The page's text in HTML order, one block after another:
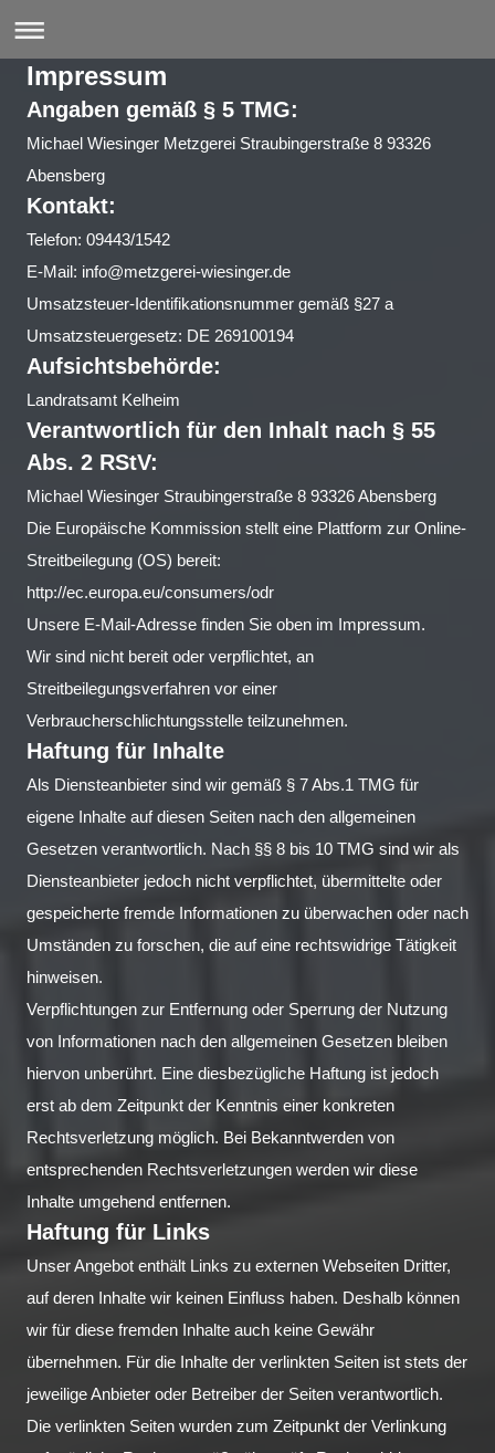
Impressum
Angaben gemäß § 5 TMG:
Michael Wiesinger Metzgerei Straubingerstraße 8 93326
Abensberg
Kontakt:
Telefon: 09443/1542
E-Mail: info@metzgerei-wiesinger.de
Umsatzsteuer-Identifikationsnummer gemäß §27 a
Umsatzsteuergesetz: DE 269100194
Aufsichtsbehörde:
Landratsamt Kelheim
Verantwortlich für den Inhalt nach § 55
Abs. 2 RStV:
Michael Wiesinger Straubingerstraße 8 93326 Abensberg
Die Europäische Kommission stellt eine Plattform zur Online-
Streitbeilegung (OS) bereit:
http://ec.europa.eu/consumers/odr
Unsere E-Mail-Adresse finden Sie oben im Impressum.
Wir sind nicht bereit oder verpflichtet, an
Streitbeilegungsverfahren vor einer
Verbraucherschlichtungsstelle teilzunehmen.
Haftung für Inhalte
Als Diensteanbieter sind wir gemäß § 7 Abs.1 TMG für
eigene Inhalte auf diesen Seiten nach den allgemeinen
Gesetzen verantwortlich. Nach §§ 8 bis 10 TMG sind wir als
Diensteanbieter jedoch nicht verpflichtet, übermittelte oder
gespeicherte fremde Informationen zu überwachen oder nach
Umständen zu forschen, die auf eine rechtswidrige Tätigkeit
hinweisen.
Verpflichtungen zur Entfernung oder Sperrung der Nutzung
von Informationen nach den allgemeinen Gesetzen bleiben
hiervon unberührt. Eine diesbezügliche Haftung ist jedoch
erst ab dem Zeitpunkt der Kenntnis einer konkreten
Rechtsverletzung möglich. Bei Bekanntwerden von
entsprechenden Rechtsverletzungen werden wir diese
Inhalte umgehend entfernen.
Haftung für Links
Unser Angebot enthält Links zu externen Webseiten Dritter,
auf deren Inhalte wir keinen Einfluss haben. Deshalb können
wir für diese fremden Inhalte auch keine Gewähr
übernehmen. Für die Inhalte der verlinkten Seiten ist stets der
jeweilige Anbieter oder Betreiber der Seiten verantwortlich.
Die verlinkten Seiten wurden zum Zeitpunkt der Verlinkung